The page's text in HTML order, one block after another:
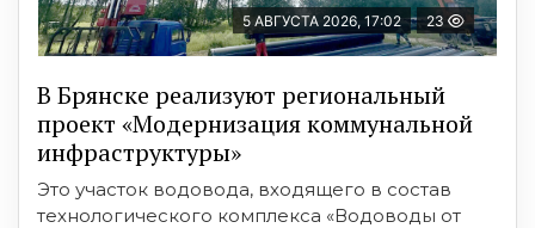
5 АВГУСТА 2026, 17:02 23
В Брянске реализуют региональный
проект «Модернизация коммунальной
инфраструктуры»
Это участок водовода, входящего в состав
технологического комплекса «Водоводы от